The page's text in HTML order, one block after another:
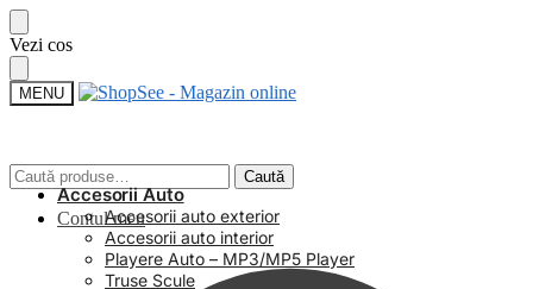
Skip
to
navigation
Skip
to
content
Vezi cos
MENU
Caută
după:
Caută
Contul meu
Accesorii Auto
Accesorii auto exterior
Accesorii auto interior
Playere Auto – MP3/MP5 Player
Truse Scule